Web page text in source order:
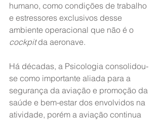
humano, como condições de trabalho
e estressores exclusivos desse
ambiente operacional que não é o
cockpit da aeronave.
Há décadas, a Psicologia consolidou-
se como importante aliada para a
segurança da aviação e promoção da
saúde e bem-estar dos envolvidos na
atividade, porém a aviação continua